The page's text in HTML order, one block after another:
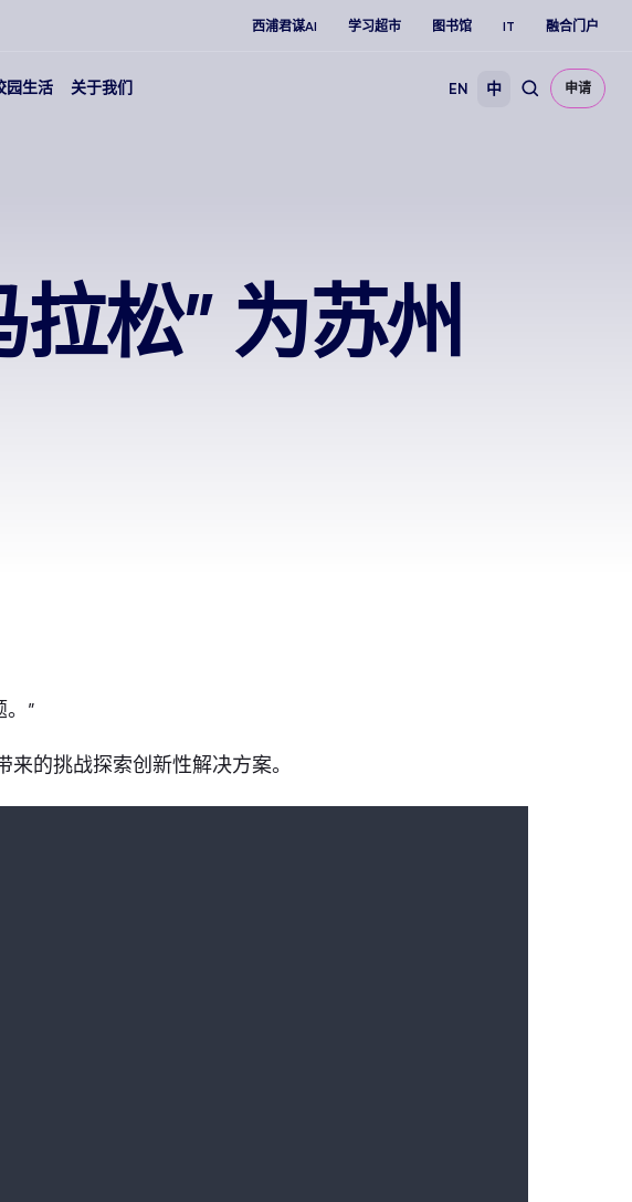
西浦君谋AI 学习超市 图书馆 IT 融合门户
园生活 关于我们 EN 中 申请
松” 为苏州
”
的挑战探索创新性解决方案。